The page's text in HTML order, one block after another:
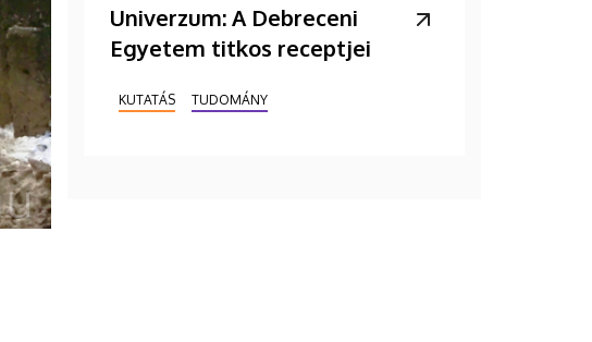
Univerzum: A Debreceni
Egyetem titkos receptjei
KUTATÁS TUDOMÁNY